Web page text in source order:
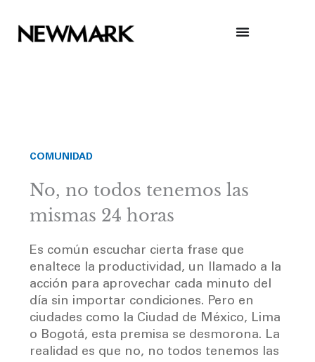
content
COMUNIDAD
No, no todos tenemos las
mismas 24 horas
Es común escuchar cierta frase que
enaltece la productividad, un llamado a la
acción para aprovechar cada minuto del
día sin importar condiciones. Pero en
ciudades como la Ciudad de México, Lima
o Bogotá, esta premisa se desmorona. La
realidad es que no, no todos tenemos las